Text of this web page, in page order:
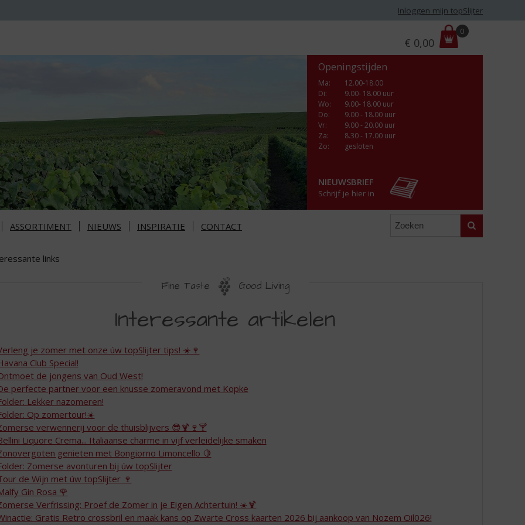
Inloggen mijn topSlijter
r
i
€ 0,00
0
Openingstijden
Ma:
12.00-18.00
Di:
9.00- 18.00 uur
Wo:
9.00- 18.00 uur
Do:
9.00 - 18.00 uur
Vr:
9.00 - 20.00 uur
Za:
8.30 - 17.00 uur
Zo:
gesloten
NIEUWSBRIEF
Schrijf je hier in
ASSORTIMENT NIEUWS INSPIRATIE CONTACT Zoeken
links
Fine Taste Good Living
Interessante artikelen
je zomer met onze úw topSlijter tips! ☀️🍷
Club Special!
de jongens van Oud West!
perfecte partner voor een knusse zomeravond met Kopke
Lekker nazomeren!
Op zomertour!☀️
verwennerij voor de thuisblijvers 😎🍹🍷🍸
Liquore Crema... Italiaanse charme in vijf verleidelijke smaken
genieten met Bongiorno Limoncello 🍋
Zomerse avonturen bij úw topSlijter
de Wijn met úw topSlijter 🍷
Gin Rosa 🌹
Verfrissing: Proef de Zomer in je Eigen Achtertuin! ☀️🍹
Gratis Retro crossbril en maak kans op Zwarte Cross kaarten 2026 bij aankoop van Nozem Oil026!